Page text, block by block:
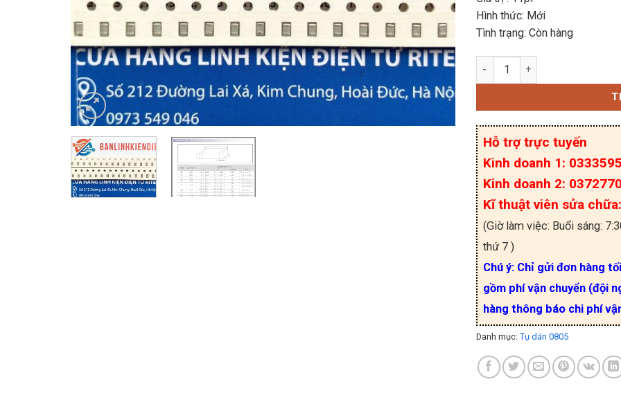
Hình thức: Mới
Tình trạng: Còn hàng
Tụ dán 0805 11pF 50V
Hỗ trợ trực tuyến
Kinh doanh 1:
Kinh doanh 2:
Kĩ thuật viên sửa
(Giờ làm việc: Buổi sáng:
thứ 7 )
Chú ý: Chỉ gửi đơn hàng
gồm phí vận chuyển (đội
hàng thông báo chi phí
Danh mục: Tụ dán 0805